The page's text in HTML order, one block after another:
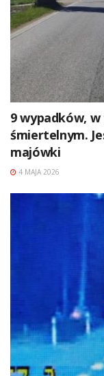
9 wypadków,
śmiertelnym.
majówki
4 MAJA 2026